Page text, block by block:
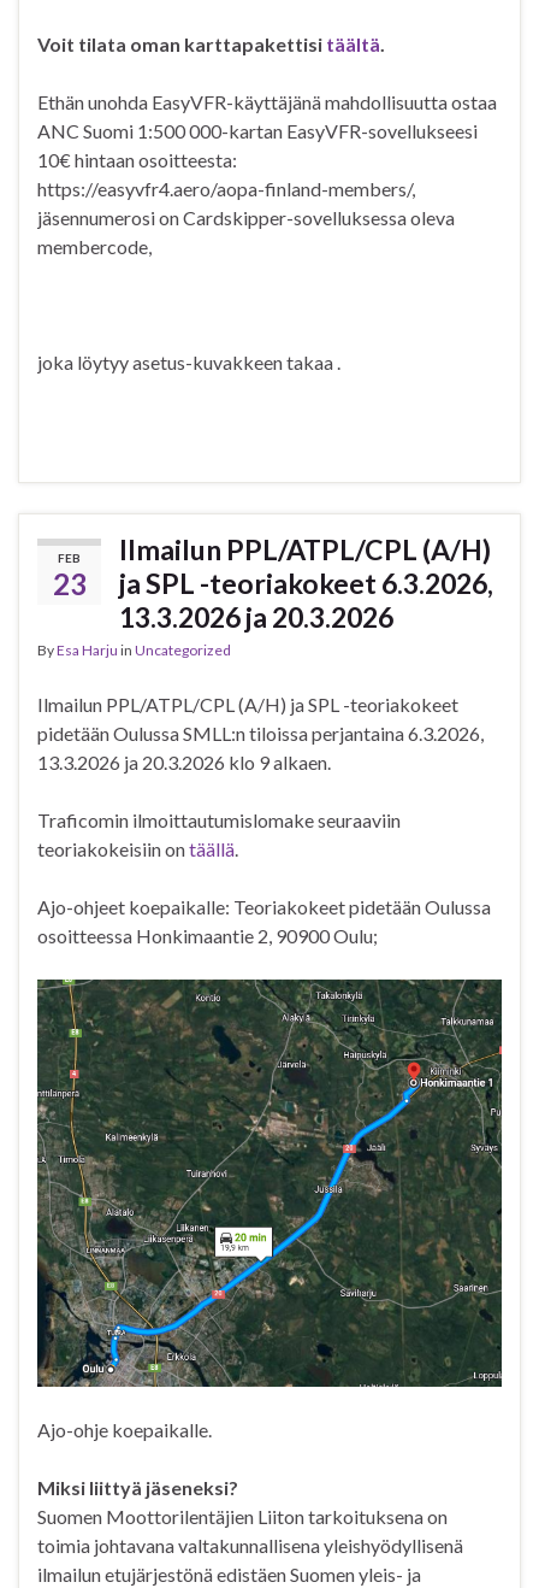
Voit tilata oman karttapakettisi täältä.
Ethän unohda EasyVFR-käyttäjänä mahdollisuutta ostaa
ANC Suomi 1:500 000-kartan EasyVFR-sovellukseesi
10€ hintaan osoitteesta:
https://easyvfr4.aero/aopa-finland-members/,
jäsennumerosi on Cardskipper-sovelluksessa oleva
membercode,
joka löytyy asetus-kuvakkeen takaa .
FEB
23
Ilmailun PPL/ATPL/CPL (A/H)
ja SPL -teoriakokeet 6.3.2026,
13.3.2026 ja 20.3.2026
ByEsa Harju in Uncategorized
Ilmailun PPL/ATPL/CPL (A/H) ja SPL -teoriakokeet
pidetään Oulussa SMLL:n tiloissa perjantaina 6.3.2026,
13.3.2026 ja 20.3.2026 klo 9 alkaen.
Traficomin ilmoittautumislomake seuraaviin
teoriakokeisiin ontäällä.
Ajo-ohjeet koepaikalle: Teoriakokeet pidetään Oulussa
osoitteessa Honkimaantie 2, 90900 Oulu;
Ajo-ohje koepaikalle.
Miksi liittyä jäseneksi?
Suomen Moottorilentäjien Liiton tarkoituksena on
toimia johtavana valtakunnallisena yleishyödyllisenä
ilmailun etujärjestönä edistäen Suomen yleis- ja